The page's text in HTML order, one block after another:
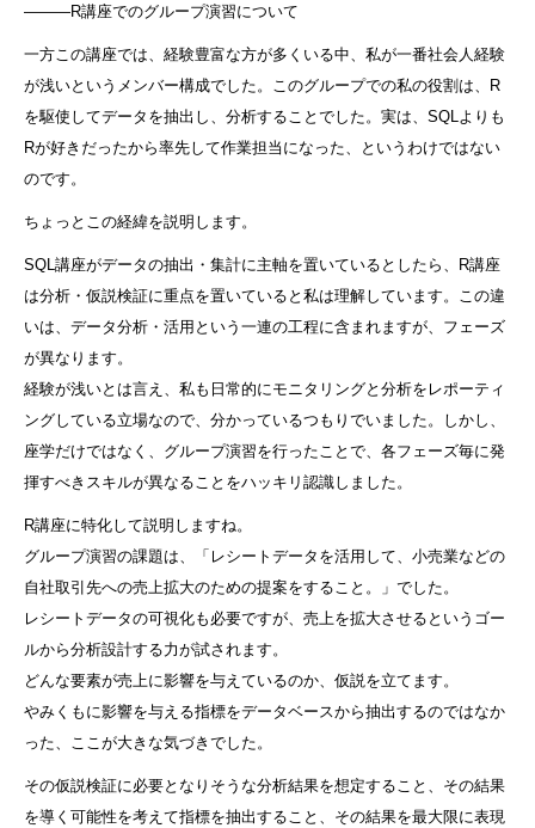
―――R講座でのグループ演習について
一方この講座では、経験豊富な方が多くいる中、私が一番社会人経験
が浅いというメンバー構成でした。このグループでの私の役割は、R
を駆使してデータを抽出し、分析することでした。実は、SQLよりも
Rが好きだったから率先して作業担当になった、というわけではない
のです。
ちょっとこの経緯を説明します。
SQL講座がデータの抽出・集計に主軸を置いているとしたら、R講座
は分析・仮説検証に重点を置いていると私は理解しています。この違
いは、データ分析・活用という一連の工程に含まれますが、フェーズ
が異なります。
経験が浅いとは言え、私も日常的にモニタリングと分析をレポーティ
ングしている立場なので、分かっているつもりでいました。しかし、
座学だけではなく、グループ演習を行ったことで、各フェーズ毎に発
揮すべきスキルが異なることをハッキリ認識しました。
R講座に特化して説明しますね。
グループ演習の課題は、「レシートデータを活用して、小売業などの
自社取引先への売上拡大のための提案をすること。」でした。
レシートデータの可視化も必要ですが、売上を拡大させるというゴー
ルから分析設計する力が試されます。
どんな要素が売上に影響を与えているのか、仮説を立てます。
やみくもに影響を与える指標をデータベースから抽出するのではなか
った、ここが大きな気づきでした。
その仮説検証に必要となりそうな分析結果を想定すること、その結果
を導く可能性を考えて指標を抽出すること、その結果を最大限に表現